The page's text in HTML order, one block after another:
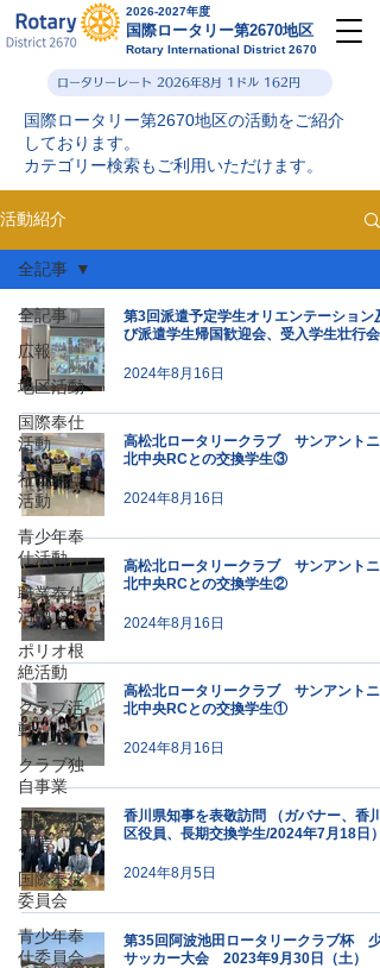
2026-2027年度
国際ロータリー第2670地区
Rotary International District 2670
ロータリーレート 2026年8月 1ドル 162円
国際ロータリー第2670地区の活動をご紹介
しております。
カテゴリー検索もご利用いただけます。
活動紹介
全記事
広報
地区活動
国際奉仕
活動
社会奉仕
活動
青少年奉
仕活動
職業奉仕
活動
ポリオ根
絶活動
クラブ活
動
クラブ独
自事業
ガバナー
月信
国際奉仕
委員会
青少年奉
仕委員会
全記事
第3回派遣予定学生オリエンテーション及
び派遣学生帰国歓迎会、受入学生壮行会
2024年8月16日
高松北ロータリークラブ サンアントニ
北中央RCとの交換学生③
2024年8月16日
高松北ロータリークラブ サンアントニ
北中央RCとの交換学生②
2024年8月16日
高松北ロータリークラブ サンアントニ
北中央RCとの交換学生①
2024年8月16日
香川県知事を表敬訪問 （ガバナー、香川
区役員、長期交換学生/2024年7月18日）
2024年8月5日
第35回阿波池田ロータリークラブ杯 少
サッカー大会 2023年9月30日（土）